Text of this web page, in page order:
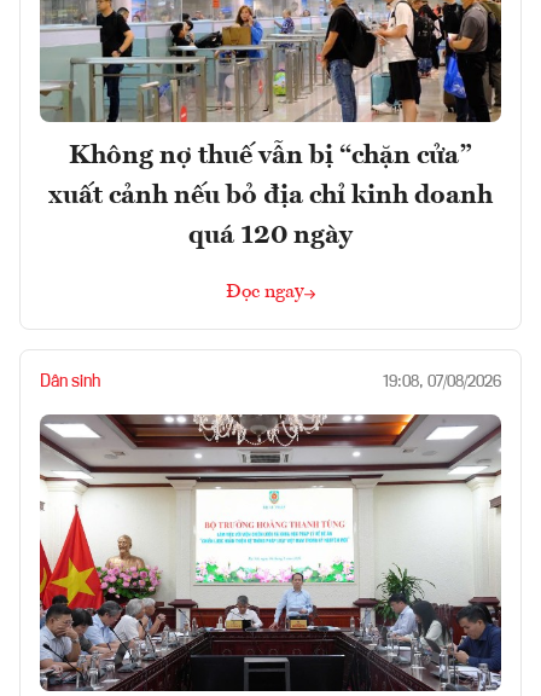
Không nợ thuế vẫn bị “chặn cửa”
xuất cảnh nếu bỏ địa chỉ kinh doanh
quá 120 ngày
Đọc ngay
Dân sinh 19:08, 07/08/2026